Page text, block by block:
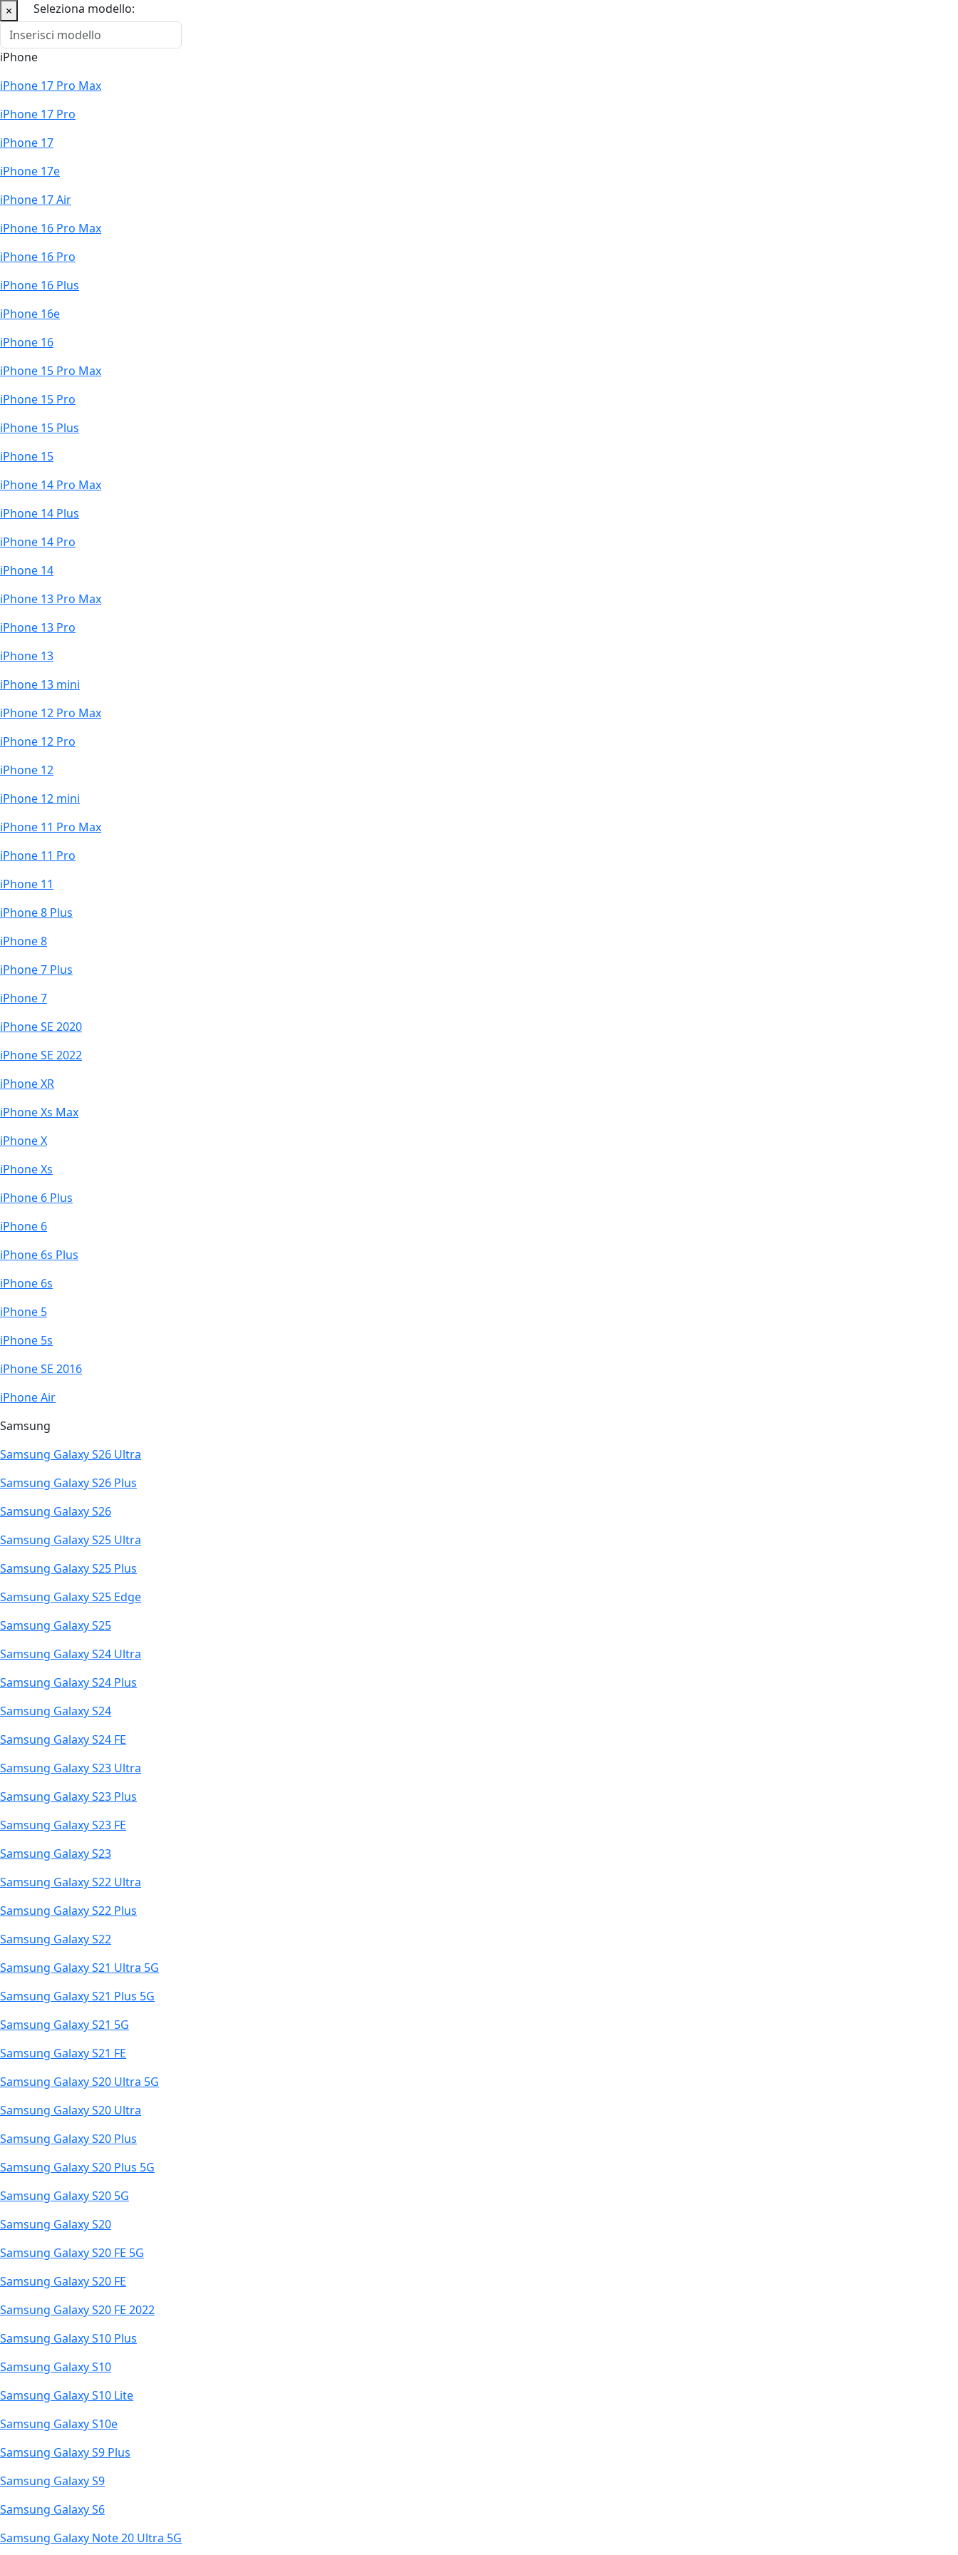
× Seleziona modello:
iPhone
iPhone 17 Pro Max
iPhone 17 Pro
iPhone 17
iPhone 17e
iPhone 17 Air
iPhone 16 Pro Max
iPhone 16 Pro
iPhone 16 Plus
iPhone 16e
iPhone 16
iPhone 15 Pro Max
iPhone 15 Pro
iPhone 15 Plus
iPhone 15
iPhone 14 Pro Max
iPhone 14 Plus
iPhone 14 Pro
iPhone 14
iPhone 13 Pro Max
iPhone 13 Pro
iPhone 13
iPhone 13 mini
iPhone 12 Pro Max
iPhone 12 Pro
iPhone 12
iPhone 12 mini
iPhone 11 Pro Max
iPhone 11 Pro
iPhone 11
iPhone 8 Plus
iPhone 8
iPhone 7 Plus
iPhone 7
iPhone SE 2020
iPhone SE 2022
iPhone XR
iPhone Xs Max
iPhone X
iPhone Xs
iPhone 6 Plus
iPhone 6
iPhone 6s Plus
iPhone 6s
iPhone 5
iPhone 5s
iPhone SE 2016
iPhone Air
Samsung
Samsung Galaxy S26 Ultra
Samsung Galaxy S26 Plus
Samsung Galaxy S26
Samsung Galaxy S25 Ultra
Samsung Galaxy S25 Plus
Samsung Galaxy S25 Edge
Samsung Galaxy S25
Samsung Galaxy S24 Ultra
Samsung Galaxy S24 Plus
Samsung Galaxy S24
Samsung Galaxy S24 FE
Samsung Galaxy S23 Ultra
Samsung Galaxy S23 Plus
Samsung Galaxy S23 FE
Samsung Galaxy S23
Samsung Galaxy S22 Ultra
Samsung Galaxy S22 Plus
Samsung Galaxy S22
Samsung Galaxy S21 Ultra 5G
Samsung Galaxy S21 Plus 5G
Samsung Galaxy S21 5G
Samsung Galaxy S21 FE
Samsung Galaxy S20 Ultra 5G
Samsung Galaxy S20 Ultra
Samsung Galaxy S20 Plus
Samsung Galaxy S20 Plus 5G
Samsung Galaxy S20 5G
Samsung Galaxy S20
Samsung Galaxy S20 FE 5G
Samsung Galaxy S20 FE
Samsung Galaxy S20 FE 2022
Samsung Galaxy S10 Plus
Samsung Galaxy S10
Samsung Galaxy S10 Lite
Samsung Galaxy S10e
Samsung Galaxy S9 Plus
Samsung Galaxy S9
Samsung Galaxy S6
Samsung Galaxy Note 20 Ultra 5G